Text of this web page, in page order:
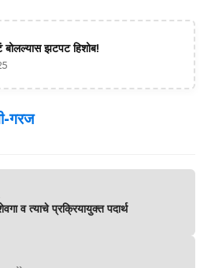
बोलल्यास झटपट हिशोब!
गरज
व त्याचे प्रक्रियायुक्त पदार्थ